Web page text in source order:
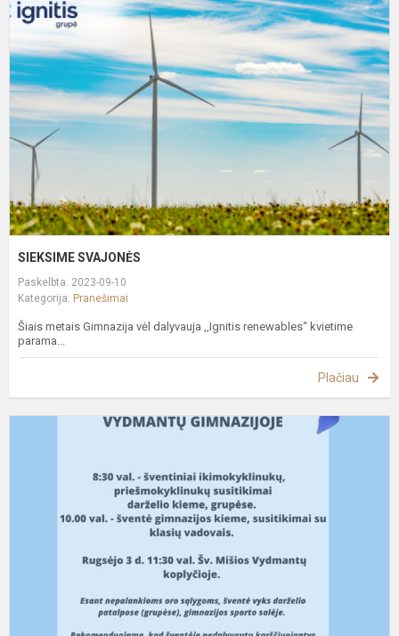
SIEKSIME SVAJONĖS
Paskelbta: 2023-09-10
Kategorija: Pranešimai
Šiais metais Gimnazija vėl dalyvauja ,,Ignitis renewables“ kvietime
parama...
Plačiau